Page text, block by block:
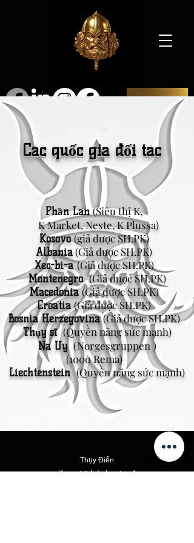
SHOP
Các quốc gia đối tác
Phần Lan (Siêu thị K,
K Market, Neste, K Plussa)
Kosovo (giả dược SH.PK)
Albania (Giả dược SH.PK)
Xéc-bi-a (Giả dược SH.PK)
Montenegro (Giả dược SH.PK)
Macedonia (Giả dược SH.PK)
Croatia (Giả dược SH.PK)
Bosnia Herzegovina (Giả dược SH.PK)
Thụy sĩ (Quyền năng sức mạnh)
Na Uy (Norgesgruppen )
(1000 Rema)
Liechtenstein (Quyền năng sức mạnh)
Thụy Điển
Kungsträdgårdsgatan 4